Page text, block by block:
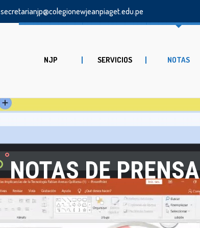
secretarianjp@colegionewjeanpiaget.edu.pe
NJP SERVICIOS NOTAS
NOTAS DE PRENSA